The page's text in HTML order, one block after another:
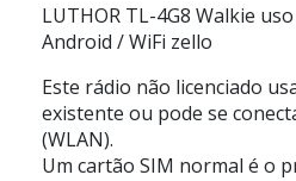
LUTHOR TL-4G8 Walkie
Android / WiFi zello
Este rádio não licenciado
existente ou pode se
(WLAN).
Um cartão SIM normal é o